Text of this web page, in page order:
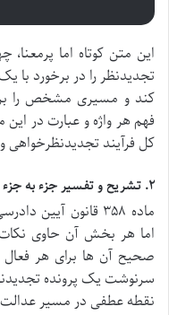
این متن کوتاه اما
تجدیدنظر را در برخورد با
کند و مسیری مشخص را
فهم هر واژه و عبارت در
کل فرآیند تجدیدنظرخواهی
۲. تشریح و تفسیر جزء به جزء ماده ۳۵۸
ماده ۳۵۸ قانون
اما هر بخش آن حاوی
صحیح آن ها برای هر
سرنوشت یک پرونده
نقطه عطفی در مسیر